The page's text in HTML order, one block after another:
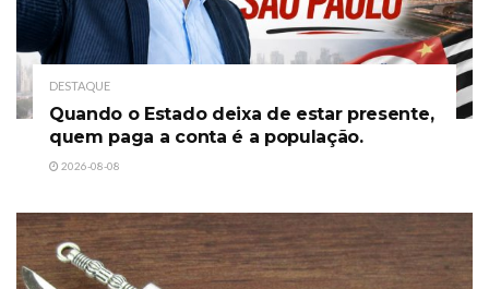
DESTAQUE
Quando o Estado deixa de estar presente,
quem paga a conta é a população.
2026-08-08